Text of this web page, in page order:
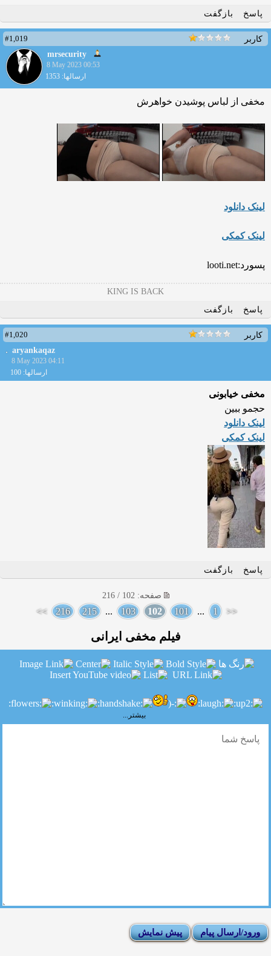
پاسخ بازگفت
کاربر
#1,019
mrsecurity
8 May 2023 00:53
ارسالها: 1353
مخفی از لباس پوشیدن خواهرش
لینک دانلود
لینک کمکی
پسورد:looti.net
KING IS BACK
پاسخ
بازگفت
کاربر
#1,020
aryankaqaz
8 May 2023 04:11
ارسالها: 100
مخفی خیابونی
حجمو ببین
لینک دانلود
لینک کمکی
پاسخ بازگفت
صفحه: 102 / 216
<<
1
...
101
102
103
...
215
216
>>
فیلم مخفی ایرانی
بیشتر...